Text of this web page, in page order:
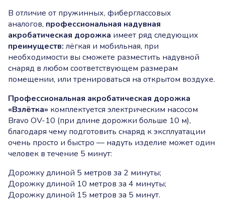
В отличие от пружинных, фиберглассовых
аналогов, профессиональная надувная
акробатическая дорожка имеет ряд следующих
преимуществ: лёгкая и мобильная, при
необходимости вы сможете разместить надувной
снаряд в любом соответствующем размерам
помещении, или тренироваться на открытом воздухе.
Профессиональная акробатическая дорожка
«Взлётка» комплектуется электрическим насосом
Bravo OV-10 (при длине дорожки больше 10 м),
благодаря чему подготовить снаряд к эксплуатации
очень просто и быстро — надуть изделие может один
человек в течение 5 минут:
Дорожку длиной 5 метров за 2 минуты;
Дорожку длиной 10 метров за 4 минуты;
Дорожку длиной 15 метров за 5 минут.